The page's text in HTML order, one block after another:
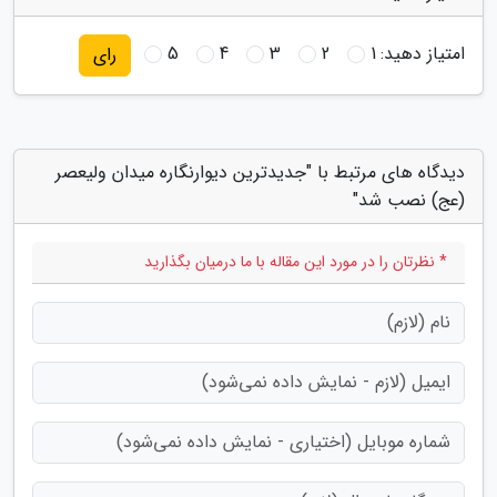
امتیاز دهید:1
2
3
4
5 رای
دیدگاه های مرتبط با "جدیدترین دیوارنگاره میدان ولیعصر
(عج) نصب شد"
* نظرتان را در مورد این مقاله با ما درمیان بگذارید